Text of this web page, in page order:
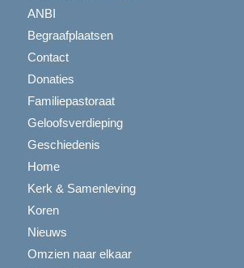
ANBI
Begraafplaatsen
Contact
Donaties
Familiepastoraat
Geloofsverdieping
Geschiedenis
Home
Kerk & Samenleving
Koren
Nieuws
Omzien naar elkaar